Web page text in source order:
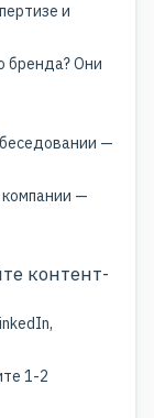
и
бренда? Они
—
—
контент-
1-2